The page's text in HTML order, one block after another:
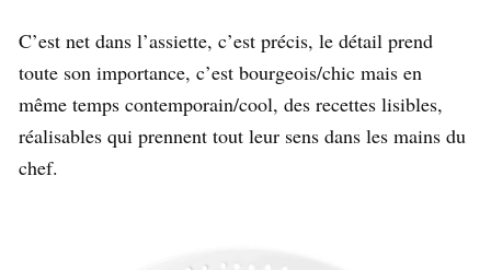
C’est net dans l’assiette, c’est précis, le détail prend
toute son importance, c’est bourgeois/chic mais en
même temps contemporain/cool, des recettes lisibles,
réalisables qui prennent tout leur sens dans les mains du
chef.